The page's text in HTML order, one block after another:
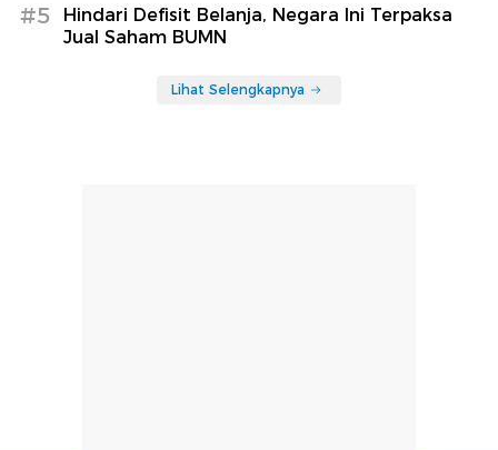
#5
Hindari Defisit Belanja, Negara Ini Terpaksa
Jual Saham BUMN
Lihat Selengkapnya